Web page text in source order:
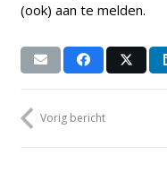
(ook) aan te melden.
Vorig bericht